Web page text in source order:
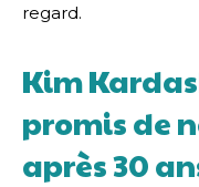
regard.
Kim
promis de
après 30